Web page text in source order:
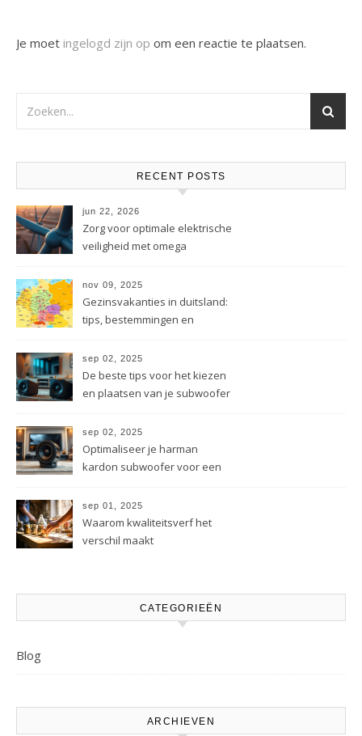
Je moet ingelogd zijn op om een reactie te plaatsen.
RECENT POSTS
jun 22, 2026
Zorg voor optimale elektrische
veiligheid met omega
nov 09, 2025
Gezinsvakanties in duitsland:
tips, bestemmingen en
sep 02, 2025
De beste tips voor het kiezen
en plaatsen van je subwoofer
sep 02, 2025
Optimaliseer je harman
kardon subwoofer voor een
sep 01, 2025
Waarom kwaliteitsverf het
verschil maakt
CATEGORIEËN
Blog
ARCHIEVEN